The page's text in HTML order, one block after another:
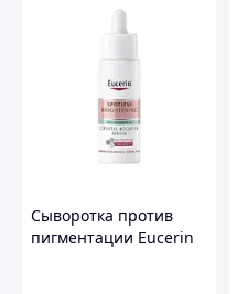
Сыворотка против
пигментации Eucerin